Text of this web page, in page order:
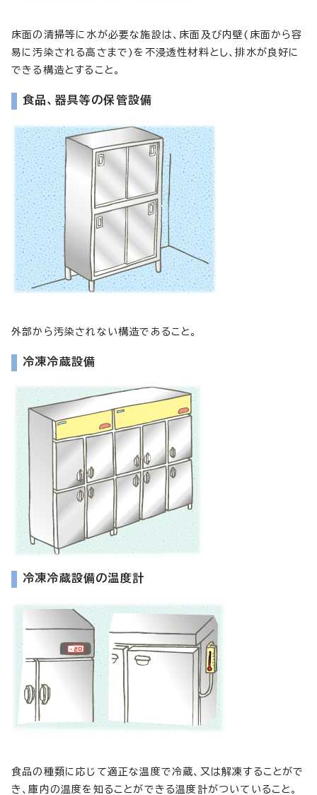
床面の清掃等に水が必要な施設は、床面及び内壁(床面から容
易に汚染される高さまで)を不浸透性材料とし、排水が良好に
できる構造とすること。
食品、器具等の保管設備
外部から汚染されない構造であること。
冷凍冷蔵設備
冷凍冷蔵設備の温度計
食品の種類に応じて適正な温度で冷蔵、又は解凍することがで
き、庫内の温度を知ることができる温度計がついていること。